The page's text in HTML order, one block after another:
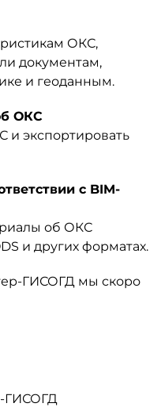
ОКС,
документам,
и геоданным.
ОКС
экспортировать
с BIM-
об ОКС
и других форматах.
ГИСОГД мы скоро